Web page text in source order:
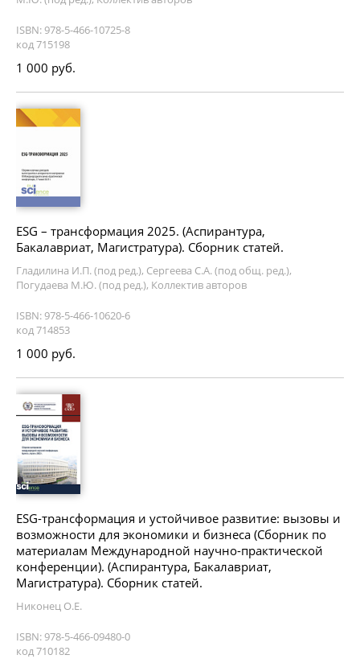
ISBN: 978-5-466-10725-8
код 715198
1 000 руб.
ESG – трансформация 2025. (Аспирантура,
Бакалавриат, Магистратура). Сборник статей.
Гладилина И.П. (под ред.), Сергеева С.А. (под общ. ред.),
Погудаева М.Ю. (под ред.), Коллектив авторов
ISBN: 978-5-466-10620-6
код 714853
1 000 руб.
ESG-трансформация и устойчивое развитие: вызовы и
возможности для экономики и бизнеса (Сборник по
материалам Международной научно-практической
конференции). (Аспирантура, Бакалавриат,
Магистратура). Сборник статей.
Никонец О.Е.
ISBN: 978-5-466-09480-0
код 710182